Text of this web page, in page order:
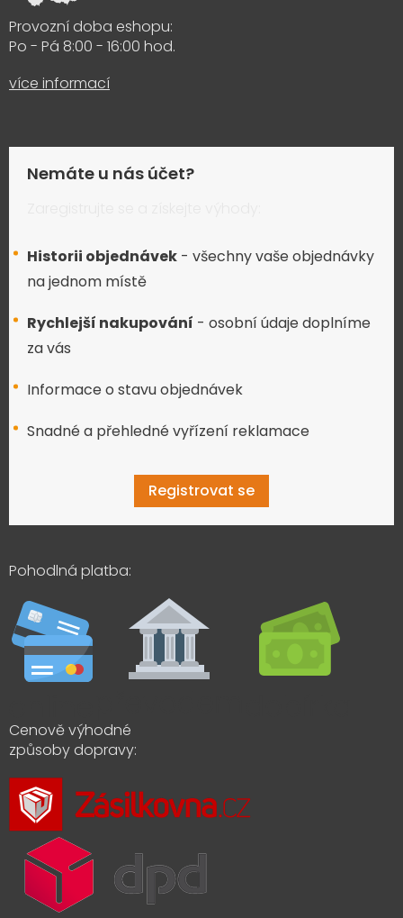
Provozní doba eshopu:
Po - Pá 8:00 - 16:00 hod.
více informací
Nemáte u nás účet?
Historii objednávek - všechny vaše objednávky
na jednom místě
Rychlejší nakupování - osobní údaje doplníme
za vás
Informace o stavu objednávek
Snadné a přehledné vyřízení reklamace
Registrovat se
Pohodlná platba:
Cenově výhodné
způsoby dopravy: